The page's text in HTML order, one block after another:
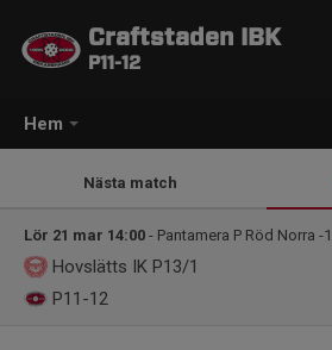
Hem
Craftstaden IBK
P11-12
Nästa match
Lör 21 mar 14:00 - Pantamera P Röd Norra -
Hovslätts IK P13/1
P11-12